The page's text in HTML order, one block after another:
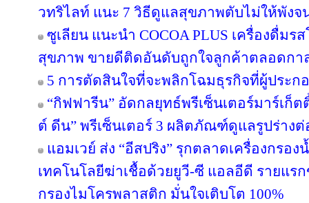
วทริไลท์ แนะ 7 วิธีดูแลสุขภาพตับไม่ให้พังจ
ซูเลียน แนะนำ COCOA PLUS เครื่องดื่ม
สุขภาพ ขายดีติดอันดับถูกใจลูกค้าตลอดกา
5 การตัดสินใจที่จะพลิกโฉมธุรกิจที่ผู้ประ
“กิฟฟารีน” อัดกลยุทธ์พรีเซ็นเตอร์มาร์เก็
ต์ ดีน” พรีเซ็นเตอร์ 3 ผลิตภัณฑ์ดูแลรูปร่าง
แอมเวย์ ส่ง “อีสปริง” รุกตลาดเครื่องกรอ
เทคโนโลยีฆ่าเชื้อด้วยยูวี-ซี แอลอีดี รายแ
กรองไมโครพลาสติก มั่นใจเติบโต 100%